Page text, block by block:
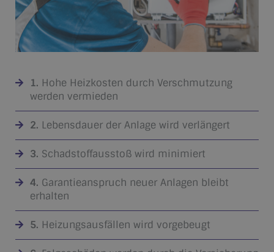
1. Hohe Heizkosten durch Verschmutzung
werden vermieden
2. Lebensdauer der Anlage wird verlängert
3. Schadstoffausstoß wird minimiert
4. Garantieanspruch neuer Anlagen bleibt
erhalten
5. Heizungsausfällen wird vorgebeugt